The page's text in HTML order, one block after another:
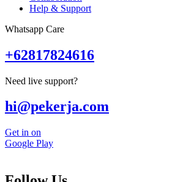
Help & Support
Whatsapp Care
+62817824616
Need live support?
hi@pekerja.com
Get in on
Google Play